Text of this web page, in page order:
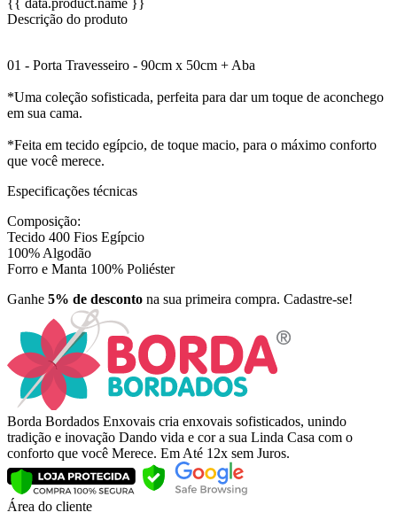
{{ data.product.name }}
Descrição do produto
01 - Porta Travesseiro - 90cm x 50cm + Aba
*Uma coleção sofisticada, perfeita para dar um toque de aconchego
em sua cama.
*Feita em tecido egípcio, de toque macio, para o máximo conforto
que você merece.
Especificações técnicas
Composição:
Tecido 400 Fios Egípcio
100% Algodão
Forro e Manta 100% Poliéster
Ganhe 5% de desconto na sua primeira compra. Cadastre-se!
Borda Bordados Enxovais cria enxovais sofisticados, unindo
tradição e inovação Dando vida e cor a sua Linda Casa com o
conforto que você Merece. Em Até 12x sem Juros.
Área do cliente